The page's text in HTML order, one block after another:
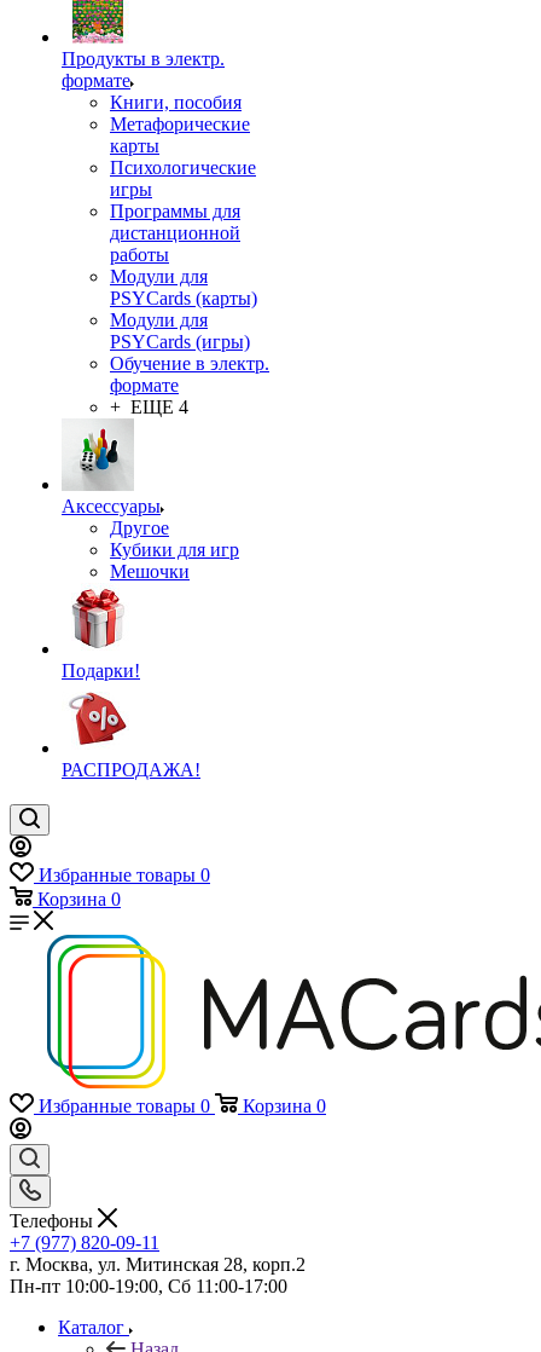
Продукты в электр.
формате
Книги, пособия
Метафорические
карты
Психологические
игры
Программы для
дистанционной
работы
Модули для
PSYCards (карты)
Модули для
PSYCards (игры)
Обучение в электр.
формате
+ ЕЩЕ 4
Аксессуары
Другое
Кубики для игр
Мешочки
Подарки!
РАСПРОДАЖА!
Избранные товары 0
Корзина 0
Избранные товары 0 Корзина 0
Телефоны
+7 (977) 820-09-11
г. Москва, ул. Митинская 28, корп.2
Пн-пт 10:00-19:00, Сб 11:00-17:00
Каталог